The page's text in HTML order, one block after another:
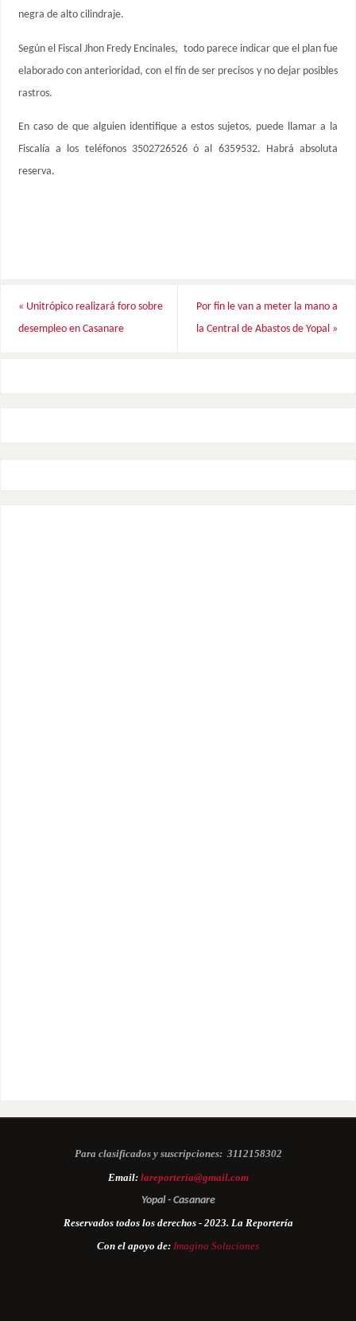
negra de alto cilindraje.
Según el Fiscal Jhon Fredy Encinales, todo parece indicar que el plan fue
elaborado con anterioridad, con el fín de ser precisos y no dejar posibles
rastros.
En caso de que alguien identifique a estos sujetos, puede llamar a la
Fiscalía a los teléfonos 3502726526 ó al 6359532. Habrá absoluta
reserva.
« Unitrópico realizará foro sobre
desempleo en Casanare
Por fin le van a meter la mano a
la Central de Abastos de Yopal »
Para clasificados y suscripciones: 3112158302
Email: lareporteria@gmail.com
Yopal - Casanare
Reservados todos los derechos - 2023. La Reportería
Con el apoyo de: Imagina Soluciones